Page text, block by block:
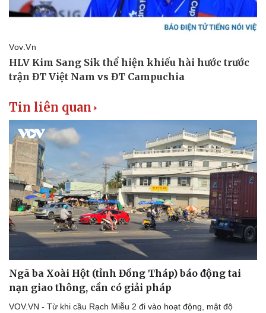
Thể thao
Bóng đá
Lịch thi đấu bóng đá
Ô tô - Xe máy
Ô tô
Xe máy
Tin liên quan
Ngã ba Xoài Hột (tỉnh Đồng Tháp) báo động tai
nạn giao thông, cần có giải pháp
VOV.VN - Từ khi cầu Rạch Miễu 2 đi vào hoạt động, mật độ